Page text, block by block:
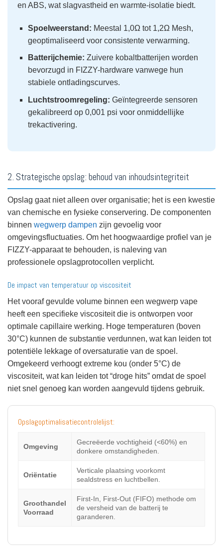
en ABS, wat slagvastheid en warmte-isolatie biedt.
Spoelweerstand: Meestal 1,0Ω tot 1,2Ω Mesh,
geoptimaliseerd voor consistente verwarming.
Batterijchemie: Zuivere kobaltbatterijen worden
bevorzugd in FIZZY-hardware vanwege hun
stabiele ontladingscurves.
Luchtstroomregeling: Geïntegreerde sensoren
gekalibreerd op 0,001 psi voor onmiddellijke
trekactivering.
2. Strategische opslag: behoud van inhoudsintegriteit
Opslag gaat niet alleen over organisatie; het is een kwestie
van chemische en fysieke conservering. De componenten
binnen wegwerp dampen zijn gevoelig voor
omgevingsfluctuaties. Om het hoogwaardige profiel van je
FIZZY-apparaat te behouden, is naleving van
professionele opslagprotocollen verplicht.
De impact van temperatuur op viscositeit
Het vooraf gevulde volume binnen een wegwerp vape
heeft een specifieke viscositeit die is ontworpen voor
optimale capillaire werking. Hoge temperaturen (boven
30°C) kunnen de substantie verdunnen, wat kan leiden tot
potentiële lekkage of oversaturatie van de spoel.
Omgekeerd verhoogt extreme kou (onder 5°C) de
viscositeit, wat kan leiden tot “droge hits” omdat de spoel
niet snel genoeg kan worden aangevuld tijdens gebruik.
Opslagoptimalisatiecontrolelijst:
Omgeving
Gecreëerde vochtigheid (<60%) en
donkere omstandigheden.
Oriëntatie
Verticale plaatsing voorkomt
sealdstress en luchtbellen.
Groothandel
Voorraad
First-In, First-Out (FIFO) methode om
de versheid van de batterij te
garanderen.